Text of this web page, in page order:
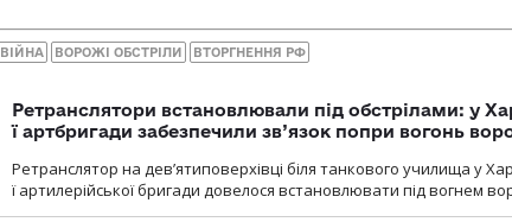
ВІЙНА ВОРОЖІ ОБСТРІЛИ ВТОРГНЕННЯ РФ
Ретранслятори встановлювали під обстрілами: у
ї артбригади забезпечили зв’язок попри вогонь
Ретранслятор на дев’ятиповерхівці біля танкового училища у
ї артилерійської бригади довелося встановлювати під вогнем